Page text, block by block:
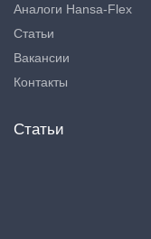
Аналоги Hansa-Flex
Статьи
Вакансии
Контакты
Статьи